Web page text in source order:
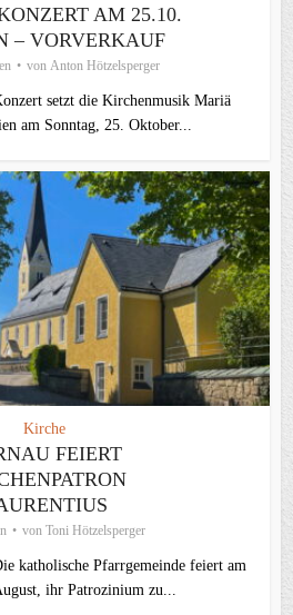
AM 25.10.
– VORVERKAUF
von Anton Hötzelsperger
setzt die Kirchenmusik Mariä
am Sonntag, 25. Oktober...
Kirche
FEIERT
von Toni Hötzelsperger
katholische Pfarrgemeinde feiert am
ihr Patrozinium zu...